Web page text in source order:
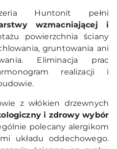
Huntonit pełni
wzmacniającej i
powierzchnia ściany
gruntowania ani
Eliminacja prac
realizacji i
z włókien drzewnych
i zdrowy wybór
polecany alergikom
układu oddechowego.